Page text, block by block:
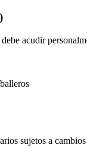
acudir
sujetos a